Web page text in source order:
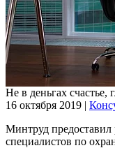
Не в деньгах счастье,
16 октября 2019 |
Минтруд предоставил
специалистов по